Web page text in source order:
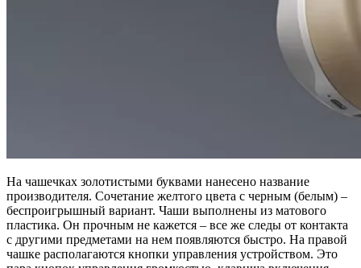
На чашечках золотистыми буквами нанесено название
производителя. Сочетание желтого цвета с черным (белым) –
беспроигрышный вариант. Чаши выполнены из матового
пластика. Он прочным не кажется – все же следы от контакта
с другими предметами на нем появляются быстро. На правой
чашке располагаются кнопки управления устройством. Это